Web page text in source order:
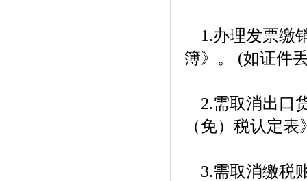
1.办理发票缴
簿》。 (如证件
2.需取消出口
（免）税认定表
3.需取消缴税